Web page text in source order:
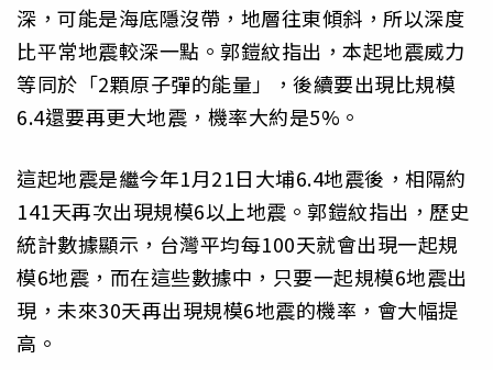
深，可能是海底隱沒帶，地層往東傾斜，所以深度
比平常地震較深一點。郭鎧紋指出，本起地震威力
等同於「2顆原子彈的能量」，後續要出現比規模
6.4還要再更大地震，機率大約是5%。
這起地震是繼今年1月21日大埔6.4地震後，相隔約
141天再次出現規模6以上地震。郭鎧紋指出，歷史
統計數據顯示，台灣平均每100天就會出現一起規
模6地震，而在這些數據中，只要一起規模6地震出
現，未來30天再出現規模6地震的機率，會大幅提
高。